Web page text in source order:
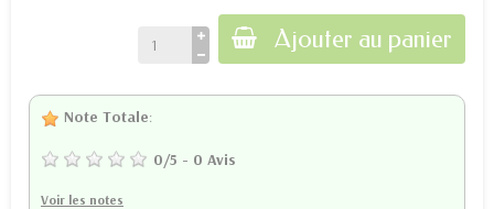
Ajouter au panier
Note Totale:
0/5 - 0 Avis
Voir les notes